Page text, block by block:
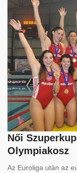
Női
Olympiakosz
Az Euroliga után az